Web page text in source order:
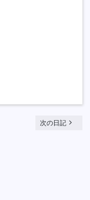
次の日記 navigate_next